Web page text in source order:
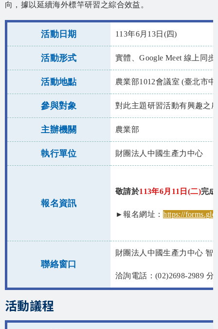
向，據以延續海外標竿研習之綜合效益。
活動日期 113年6月13日(四)
活動形式 實體、Google Meet 線上同步
活動地點 農業部1012會議室 (臺北市
參與對象 對此主題研習活動有興趣之
主辦機關 農業部
執行單位 財團法人中國生產力中心
報名資訊
敬請於113年6月11日(二)完
►報名網址：https://
聯絡窗口
財團法人中國生產力中心 智
洽詢電話：(02)2698-2989 分
活動議程